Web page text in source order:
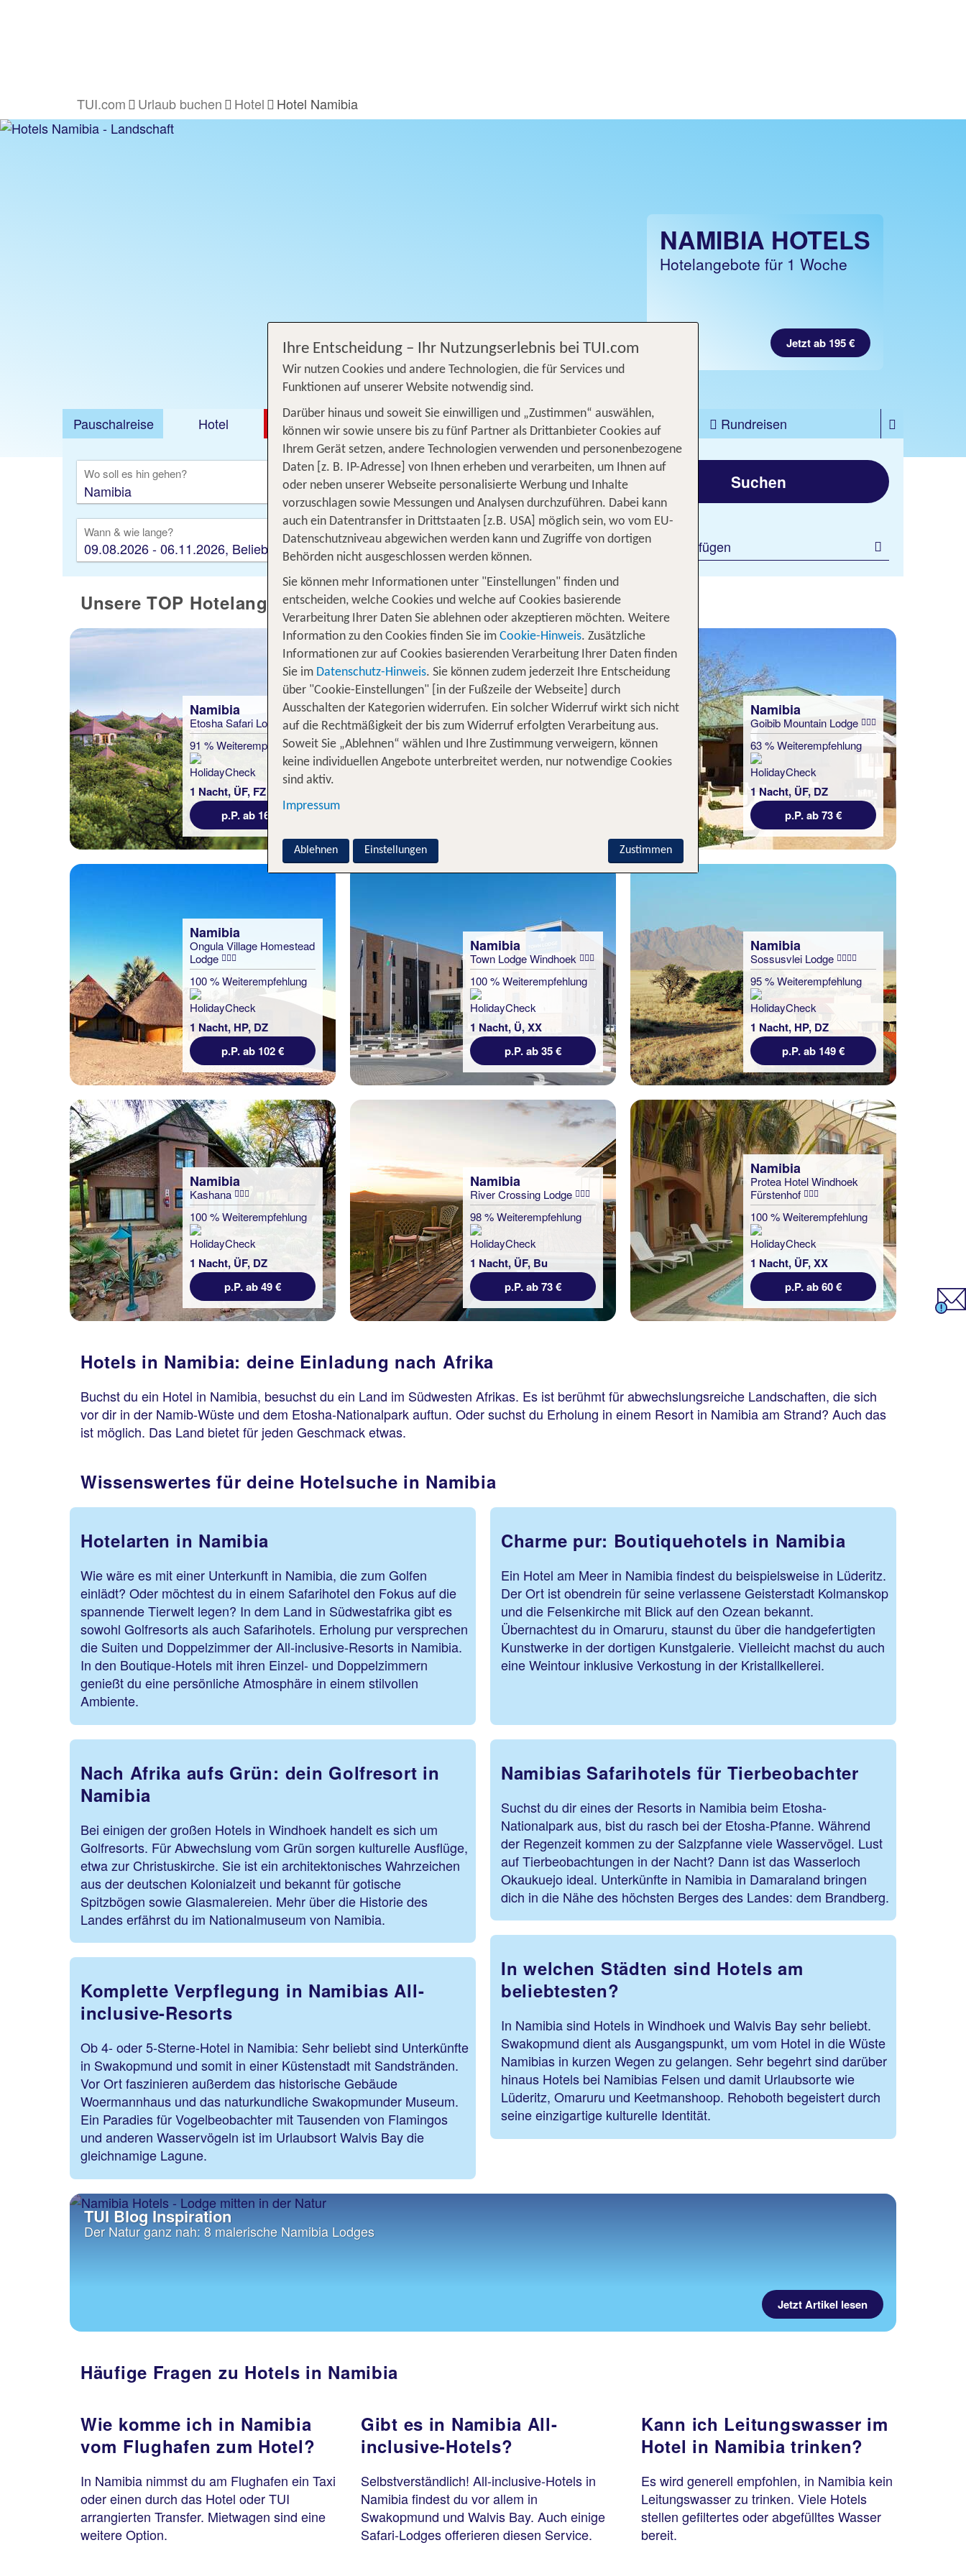
TUI.com Urlaub buchen Hotel Hotel Namibia
NAMIBIA HOTELS
Hotelangebote für 1 Woche
Jetzt ab 195 €
Pauschalreise Hotel DEALS Flug Ferienhaus Mietwagen Kreuzfahrten
Rundreisen
Ausflüge
Camper Privattransfer Zusatzleistungen
Wo soll es hin gehen?
Flug hinzufügen
Wann & wie lange?
09.08.2026 - 06.11.2026, Beliebig
Wer reist mit?
2 Erwachsene
Suchen
Filter hinzufügen
Unsere TOP Hotelangebote für 1 Woche Namibia
Namibia
Etosha Safari Lodge
91 % Weiterempfehlung
1 Nacht, ÜF, FZ
p.P. ab 167 €
Namibia
We Kebi Safari Lodge
100 % Weiterempfehlung
Namibia
Goibib Mountain Lodge
63 % Weiterempfehlung
1 Nacht, ÜF, DZ
p.P. ab 73 €
Namibia
Ongula Village Homestead
Lodge
100 % Weiterempfehlung
1 Nacht, HP, DZ
p.P. ab 102 €
Namibia
Town Lodge Windhoek
100 % Weiterempfehlung
1 Nacht, Ü, XX
p.P. ab 35 €
Namibia
Sossusvlei Lodge
95 % Weiterempfehlung
1 Nacht, HP, DZ
p.P. ab 149 €
Namibia
Kashana
100 % Weiterempfehlung
1 Nacht, ÜF, DZ
p.P. ab 49 €
Namibia
River Crossing Lodge
98 % Weiterempfehlung
1 Nacht, ÜF, Bu
p.P. ab 73 €
Namibia
Protea Hotel Windhoek
Fürstenhof
100 % Weiterempfehlung
1 Nacht, ÜF, XX
p.P. ab 60 €
Hotels in Namibia: deine Einladung nach Afrika
Buchst du ein Hotel in Namibia, besuchst du ein Land im Südwesten Afrikas. Es ist berühmt für abwechslungsreiche Landschaften, die sich
vor dir in der Namib-Wüste und dem Etosha-Nationalpark auftun. Oder suchst du Erholung in einem Resort in Namibia am Strand? Auch das
ist möglich. Das Land bietet für jeden Geschmack etwas.
Wissenswertes für deine Hotelsuche in Namibia
Hotelarten in Namibia
Wie wäre es mit einer Unterkunft in Namibia, die zum Golfen
einlädt? Oder möchtest du in einem Safarihotel den Fokus auf die
spannende Tierwelt legen? In dem Land in Südwestafrika gibt es
sowohl Golfresorts als auch Safarihotels. Erholung pur versprechen
die Suiten und Doppelzimmer der All-inclusive-Resorts in Namibia.
In den Boutique-Hotels mit ihren Einzel- und Doppelzimmern
genießt du eine persönliche Atmosphäre in einem stilvollen
Ambiente.
Nach Afrika aufs Grün: dein Golfresort in
Namibia
Bei einigen der großen Hotels in Windhoek handelt es sich um
Golfresorts. Für Abwechslung vom Grün sorgen kulturelle Ausflüge,
etwa zur Christuskirche. Sie ist ein architektonisches Wahrzeichen
aus der deutschen Kolonialzeit und bekannt für gotische
Spitzbögen sowie Glasmalereien. Mehr über die Historie des
Landes erfährst du im Nationalmuseum von Namibia.
Komplette Verpflegung in Namibias All-
inclusive-Resorts
Ob 4- oder 5-Sterne-Hotel in Namibia: Sehr beliebt sind Unterkünfte
in Swakopmund und somit in einer Küstenstadt mit Sandstränden.
Vor Ort faszinieren außerdem das historische Gebäude
Woermannhaus und das naturkundliche Swakopmunder Museum.
Ein Paradies für Vogelbeobachter mit Tausenden von Flamingos
und anderen Wasservögeln ist im Urlaubsort Walvis Bay die
gleichnamige Lagune.
Charme pur: Boutiquehotels in Namibia
Ein Hotel am Meer in Namibia findest du beispielsweise in Lüderitz.
Der Ort ist obendrein für seine verlassene Geisterstadt Kolmanskop
und die Felsenkirche mit Blick auf den Ozean bekannt.
Übernachtest du in Omaruru, staunst du über die handgefertigten
Kunstwerke in der dortigen Kunstgalerie. Vielleicht machst du auch
eine Weintour inklusive Verkostung in der Kristallkellerei.
Namibias Safarihotels für Tierbeobachter
Suchst du dir eines der Resorts in Namibia beim Etosha-
Nationalpark aus, bist du rasch bei der Etosha-Pfanne. Während
der Regenzeit kommen zu der Salzpfanne viele Wasservögel. Lust
auf Tierbeobachtungen in der Nacht? Dann ist das Wasserloch
Okaukuejo ideal. Unterkünfte in Namibia in Damaraland bringen
dich in die Nähe des höchsten Berges des Landes: dem Brandberg.
In welchen Städten sind Hotels am
beliebtesten?
In Namibia sind Hotels in Windhoek und Walvis Bay sehr beliebt.
Swakopmund dient als Ausgangspunkt, um vom Hotel in die Wüste
Namibias in kurzen Wegen zu gelangen. Sehr begehrt sind darüber
hinaus Hotels bei Namibias Felsen und damit Urlaubsorte wie
Lüderitz, Omaruru und Keetmanshoop. Rehoboth begeistert durch
seine einzigartige kulturelle Identität.
TUI Blog Inspiration
Der Natur ganz nah: 8 malerische Namibia Lodges
Jetzt Artikel lesen
Häufige Fragen zu Hotels in Namibia
Wie komme ich in Namibia
vom Flughafen zum Hotel?
In Namibia nimmst du am Flughafen ein Taxi
oder einen durch das Hotel oder TUI
arrangierten Transfer. Mietwagen sind eine
weitere Option.
Gibt es in Namibia All-
inclusive-Hotels?
Selbstverständlich! All-inclusive-Hotels in
Namibia findest du vor allem in
Swakopmund und Walvis Bay. Auch einige
Safari-Lodges offerieren diesen Service.
Kann ich Leitungswasser im
Hotel in Namibia trinken?
Es wird generell empfohlen, in Namibia kein
Leitungswasser zu trinken. Viele Hotels
stellen gefiltertes oder abgefülltes Wasser
bereit.
Ihre Entscheidung – Ihr Nutzungserlebnis bei TUI.com
Wir nutzen Cookies und andere Technologien, die für Services und
Funktionen auf unserer Website notwendig sind.
Darüber hinaus und soweit Sie einwilligen und „Zustimmen“ auswählen,
können wir sowie unsere bis zu fünf Partner als Drittanbieter Cookies auf
Ihrem Gerät setzen, andere Technologien verwenden und personenbezogene
Daten [z. B. IP-Adresse] von Ihnen erheben und verarbeiten, um Ihnen auf
oder neben unserer Webseite personalisierte Werbung und Inhalte
vorzuschlagen sowie Messungen und Analysen durchzuführen. Dabei kann
auch ein Datentransfer in Drittstaaten [z.B. USA] möglich sein, wo vom EU-
Datenschutzniveau abgewichen werden kann und Zugriffe von dortigen
Behörden nicht ausgeschlossen werden können.
Sie können mehr Informationen unter "Einstellungen" finden und
entscheiden, welche Cookies und welche auf Cookies basierende
Verarbeitung Ihrer Daten Sie ablehnen oder akzeptieren möchten. Weitere
Information zu den Cookies finden Sie im Cookie-Hinweis. Zusätzliche
Informationen zur auf Cookies basierenden Verarbeitung Ihrer Daten finden
Sie im Datenschutz-Hinweis. Sie können zudem jederzeit Ihre Entscheidung
über "Cookie-Einstellungen" [in der Fußzeile der Webseite] durch
Ausschalten der Kategorien widerrufen. Ein solcher Widerruf wirkt sich nicht
auf die Rechtmäßigkeit der bis zum Widerruf erfolgten Verarbeitung aus.
Soweit Sie „Ablehnen“ wählen und Ihre Zustimmung verweigern, können
keine individuellen Angebote unterbreitet werden, nur notwendige Cookies
sind aktiv.
Impressum
Zustimmen
Ablehnen Einstellungen